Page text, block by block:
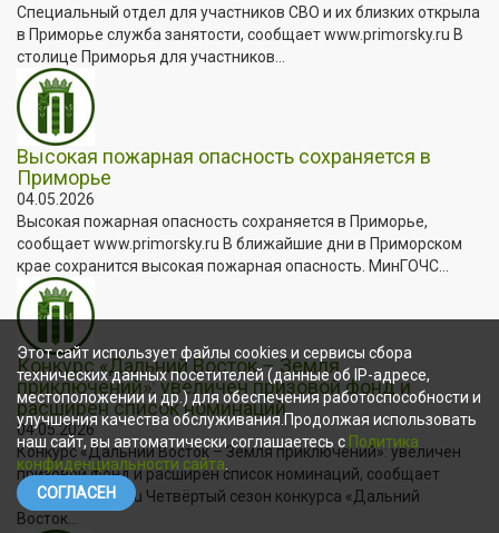
Специальный отдел для участников СВО и их близких открыла
в Приморье служба занятости, сообщает www.primorsky.ru В
столице Приморья для участников...
Высокая пожарная опасность сохраняется в
Приморье
04.05.2026
Высокая пожарная опасность сохраняется в Приморье,
сообщает www.primorsky.ru В ближайшие дни в Приморском
крае сохранится высокая пожарная опасность. МинГОЧС...
Конкурс «Дальний Восток – Земля
приключений»: увеличен призовой фонд и
расширен список номинаций
04.05.2026
Конкурс «Дальний Восток – Земля приключений»: увеличен
призовой фонд и расширен список номинаций, сообщает
www.primorsky.ru Четвёртый сезон конкурса «Дальний
Восток...
Этот сайт использует файлы cookies и сервисы сбора
технических данных посетителей (данные об IP-адресе,
местоположении и др.) для обеспечения работоспособности и
улучшения качества обслуживания.Продолжая использовать
наш сайт, вы автоматически соглашаетесь с Политика
конфиденциальности сайта
СОГЛАСЕН